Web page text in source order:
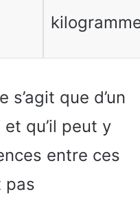
s’agit que d’un
qu’il peut y
entre ces
pas